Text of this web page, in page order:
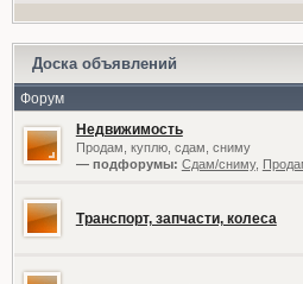
Доска объявлений
Форум
Недвижимость
Продам, куплю, сдам, сниму
— подфорумы: Сдам/сниму,
Транспорт, запчасти, колеса